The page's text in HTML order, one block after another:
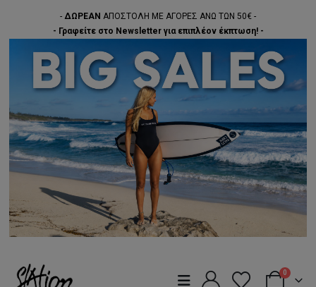
- ΔΩΡΕΑΝ ΑΠΟΣΤΟΛΗ ΜΕ ΑΓΟΡΕΣ ΑΝΩ ΤΩΝ 50€ -
- Γραφείτε στο Newsletter για επιπλέον έκπτωση! -
0